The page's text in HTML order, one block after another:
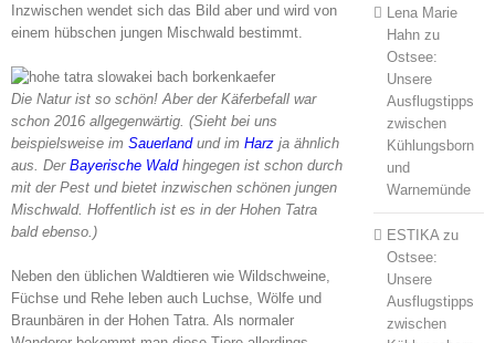
Inzwischen wendet sich das Bild aber und wird von
einem hübschen jungen Mischwald bestimmt.
Die Natur ist so schön! Aber der Käferbefall war
schon 2016 allgegenwärtig. (Sieht bei uns
beispielsweise im Sauerlandund im Harz ja ähnlich
aus. Der Bayerische Waldhingegen ist schon durch
mit der Pest und bietet inzwischen schönen jungen
Mischwald. Hoffentlich ist es in der Hohen Tatra
bald ebenso.)
Neben den üblichen Waldtieren wie Wildschweine,
Füchse und Rehe leben auch Luchse, Wölfe und
Braunbären in der Hohen Tatra. Als normaler
Lena Marie
Hahnzu
Ostsee:
Unsere
Ausflugstipps
zwischen
Kühlungsborn
und
Warnemünde
ESTIKAzu
Ostsee:
Unsere
Ausflugstipps
zwischen